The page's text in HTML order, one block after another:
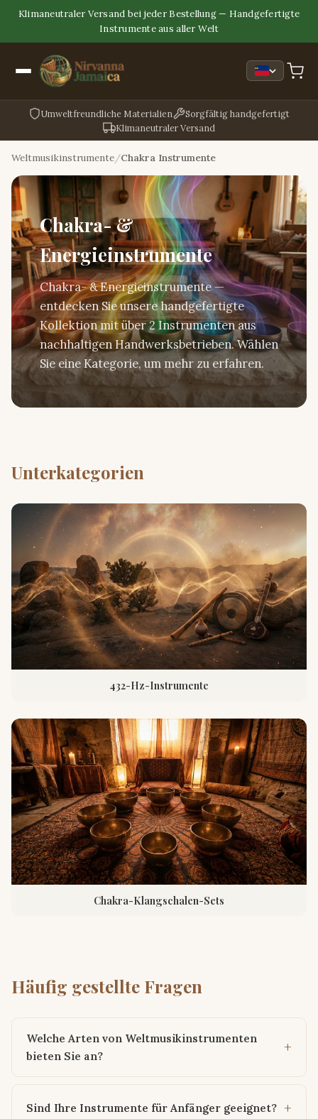
Klimaneutraler Versand bei jeder Bestellung — Handgefertigte
Instrumente aus aller Welt
Umweltfreundliche Materialien
Sorgfältig handgefertigt
Klimaneutraler Versand
Weltmusikinstrumente Chakra Instrumente
Chakra- &
Energieinstrumente
Chakra- & Energieinstrumente —
entdecken Sie unsere handgefertigte
Kollektion mit über 2 Instrumenten aus
nachhaltigen Handwerksbetrieben. Wählen
Sie eine Kategorie, um mehr zu erfahren.
Unterkategorien
432-Hz-Instrumente
Chakra-Klangschalen-Sets
Häufig gestellte Fragen
Welche Arten von Weltmusikinstrumenten
bieten Sie an?
Sind Ihre Instrumente für Anfänger geeignet?